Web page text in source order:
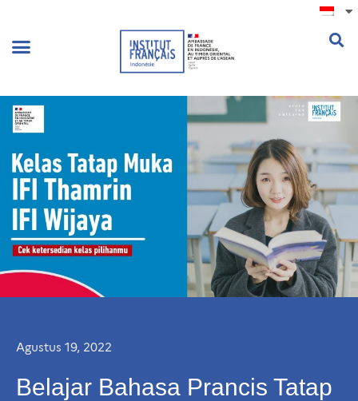
Agustus 19, 2022
Belajar Bahasa Prancis Tatap